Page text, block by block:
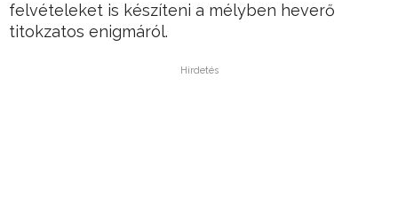
felvételeket is készíteni a mélyben heverő
titokzatos enigmáról.
Hirdetés